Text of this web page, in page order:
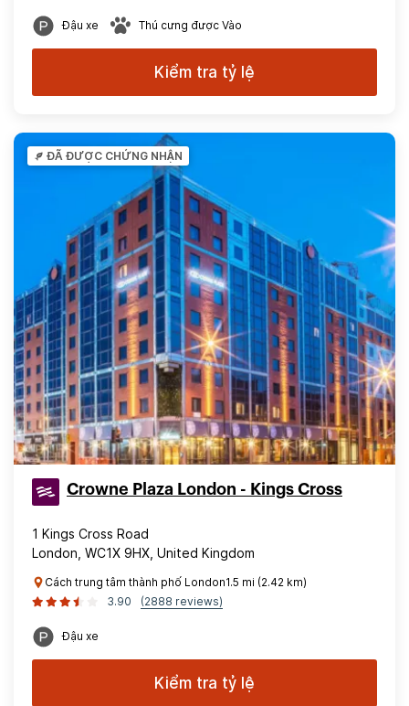
Đậu xe Thú cưng được Vào
Kiểm tra tỷ lệ
ĐÃ ĐƯỢC CHỨNG NHẬN
Crowne Plaza London - Kings Cross
1 Kings Cross Road
London, WC1X 9HX, United Kingdom
Cách trung tâm thành phố London1.5 mi (2.42 km)
3.90
(2888 reviews)
Đậu xe
Kiểm tra tỷ lệ